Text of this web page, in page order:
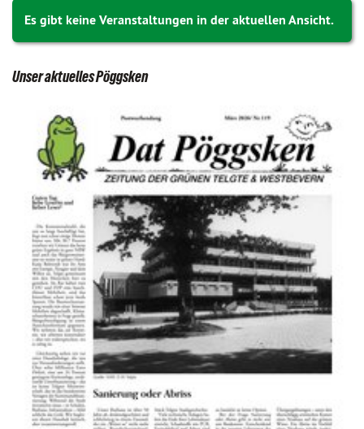
Es gibt keine Veranstaltungen in der aktuellen Ansicht.
Unser aktuelles Pöggsken